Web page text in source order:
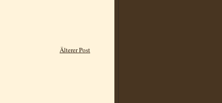
Älterer Post